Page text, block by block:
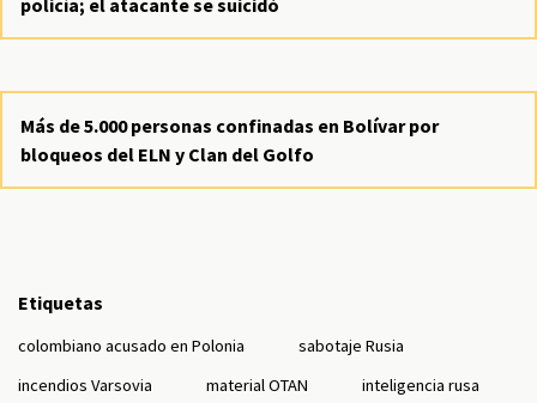
policía; el atacante se suicidó
Más de 5.000 personas confinadas en Bolívar por
bloqueos del ELN y Clan del Golfo
Etiquetas
colombiano acusado en Polonia
sabotaje Rusia
incendios Varsovia
material OTAN
inteligencia rusa